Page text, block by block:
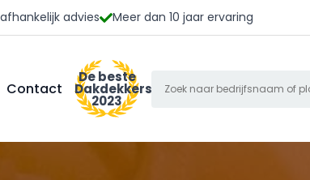
advies Meer dan 10 jaar ervaring
Contact
De beste
Dakdekkers
2023